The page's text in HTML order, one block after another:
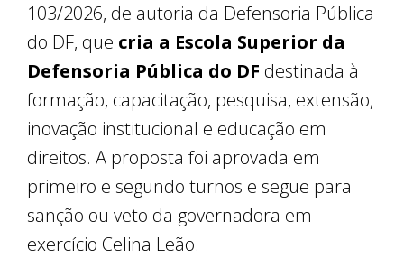
103/2026, de autoria da Defensoria Pública
do DF, que cria a Escola Superior da
Defensoria Pública do DF destinada à
formação, capacitação, pesquisa, extensão,
inovação institucional e educação em
direitos. A proposta foi aprovada em
primeiro e segundo turnos e segue para
sanção ou veto da governadora em
exercício Celina Leão.